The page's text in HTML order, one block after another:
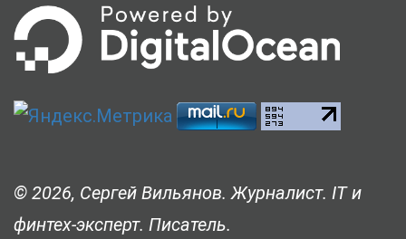
© 2026, Сергей Вильянов. Журналист. IT и
финтех-эксперт. Писатель.